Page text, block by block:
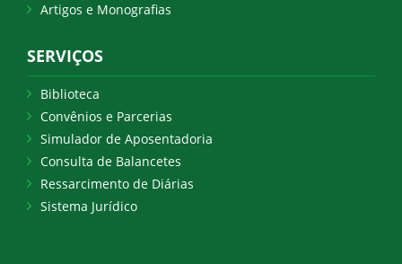
Artigos e Monografias
SERVIÇOS
Biblioteca
Convênios e Parcerias
Simulador de Aposentadoria
Consulta de Balancetes
Ressarcimento de Diárias
Sistema Jurídico